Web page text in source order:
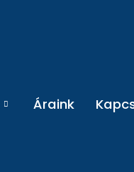
Áraink